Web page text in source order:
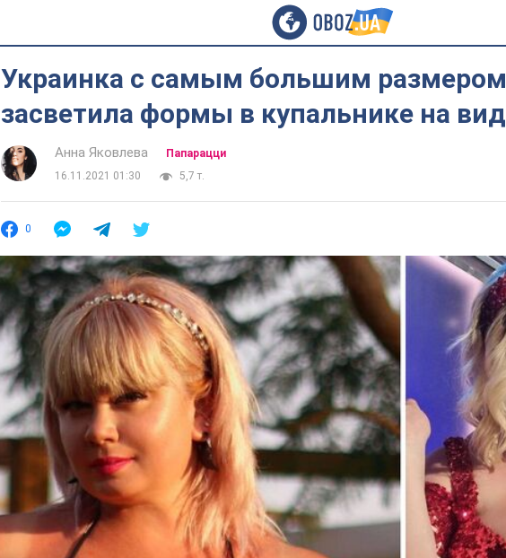
Украинка с самым большим размером
засветила формы в купальнике на
Анна Яковлева
Папарацци
16.11.2021 01:30
5,7 т.
0